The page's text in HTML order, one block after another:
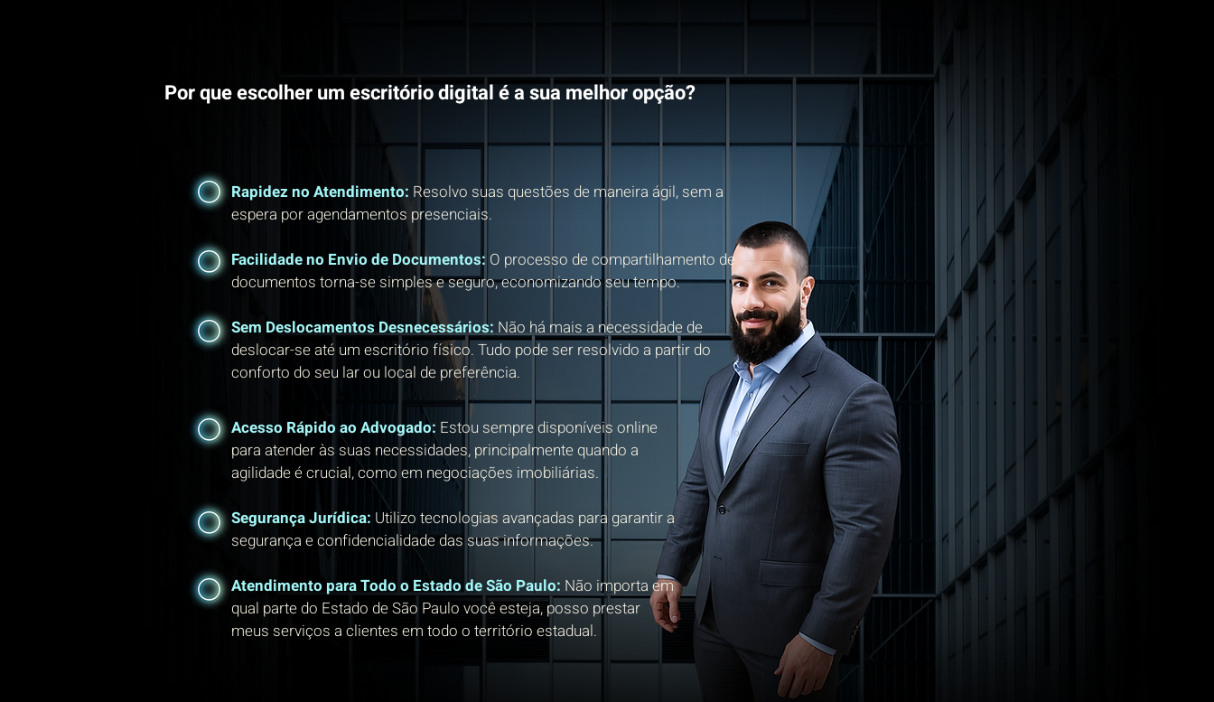
Por que escolher um escritório digital é a sua melhor opção?
Rapidez no Atendimento: Resolvo suas questões de maneira ágil, sem a
espera por agendamentos presenciais.
Facilidade no Envio de Documentos: O processo de compartilhamento de
documentos torna-se simples e seguro, economizando seu tempo.
Sem Deslocamentos Desnecessários: Não há mais a necessidade de
deslocar-se até um escritório físico. Tudo pode ser resolvido a partir do
conforto do seu lar ou local de preferência.
Acesso Rápido ao Advogado: Estou sempre disponíveis online
para atender às suas necessidades, principalmente quando a
agilidade é crucial, como em negociações imobiliárias.
Segurança Jurídica: Utilizo tecnologias avançadas para garantir a
segurança e confidencialidade das suas informações.
Atendimento para Todo o Estado de São Paulo: Não importa em
qual parte do Estado de São Paulo você esteja, posso prestar
meus serviços a clientes em todo o território estadual.